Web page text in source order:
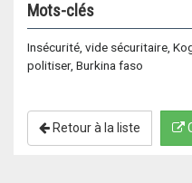
Mots-clés
Insécurité, vide sécuritaire,
politiser, Burkina faso
Retour à la liste